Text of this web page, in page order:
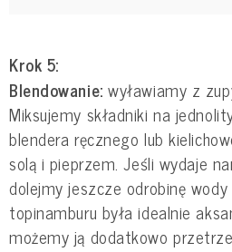
Krok 5:
Blendowanie:wyławiamy z
Miksujemy składniki na
blendera ręcznego lub
solą i pieprzem. Jeśli wydaje
dolejmy jeszcze odrobinę
topinamburu była idealnie
możemy ją dodatkowo